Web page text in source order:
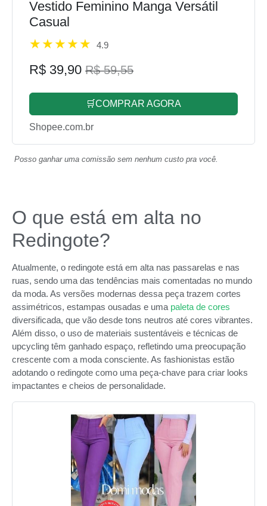
Vestido Feminino Manga Versátil
Casual
4.9
R$ 39,90 R$ 59,55
🛒COMPRAR AGORA
Shopee.com.br
Posso ganhar uma comissão sem nenhum custo pra você.
O que está em alta no
Redingote?
Atualmente, o redingote está em alta nas passarelas e nas
ruas, sendo uma das tendências mais comentadas no mundo
da moda. As versões modernas dessa peça trazem cortes
assimétricos, estampas ousadas e uma paleta de cores
diversificada, que vão desde tons neutros até cores vibrantes.
Além disso, o uso de materiais sustentáveis e técnicas de
upcycling têm ganhado espaço, refletindo uma preocupação
crescente com a moda consciente. As fashionistas estão
adotando o redingote como uma peça-chave para criar looks
impactantes e cheios de personalidade.